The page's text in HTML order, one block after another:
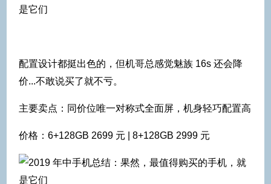
配置设计都挺出色的，但机哥总感觉魅族 16s 还会降
价...不敢说买了就不亏。
主要卖点：同价位唯一对称式全面屏，机身轻巧配置高
价格：6+128GB 2699 元 | 8+128GB 2999 元